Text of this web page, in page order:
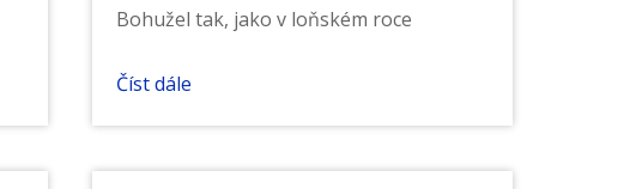
Bohužel tak, jako v loňském roce
Číst dále